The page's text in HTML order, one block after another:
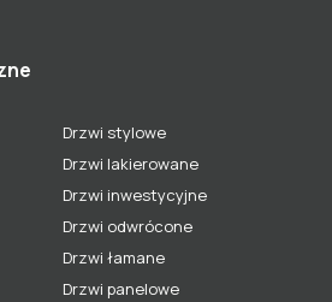
Drzwi stylowe
Drzwi lakierowane
Drzwi inwestycyjne
Drzwi odwrócone
Drzwi łamane
Drzwi panelowe